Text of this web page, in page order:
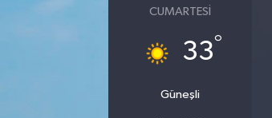
CUMARTESI
33°
Güneşli